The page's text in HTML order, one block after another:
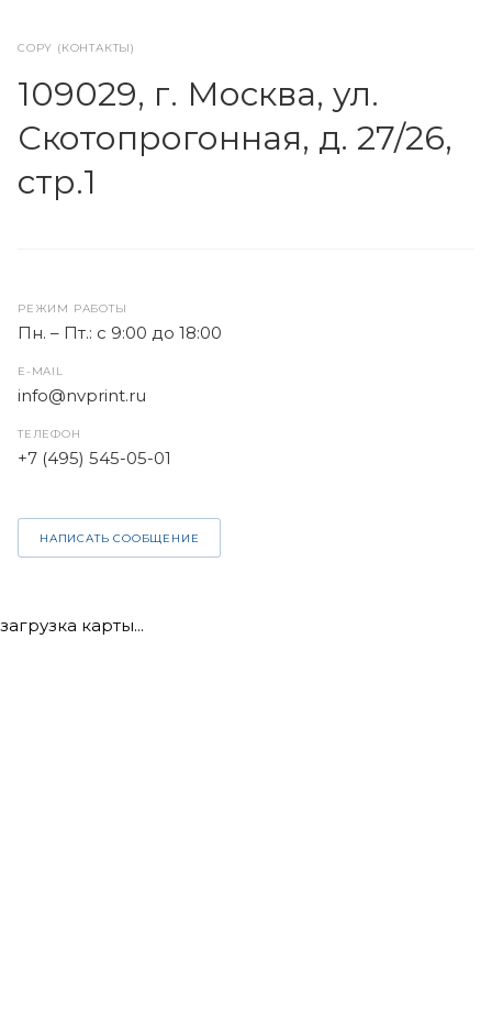
COPY (КОНТАКТЫ)
109029, г. Москва, ул.
Скотопрогонная, д. 27/26,
стр.1
РЕЖИМ РАБОТЫ
Пн. – Пт.: с 9:00 до 18:00
E-MAIL
info@nvprint.ru
ТЕЛЕФОН
+7 (495) 545-05-01
НАПИСАТЬ СООБЩЕНИЕ
загрузка карты...